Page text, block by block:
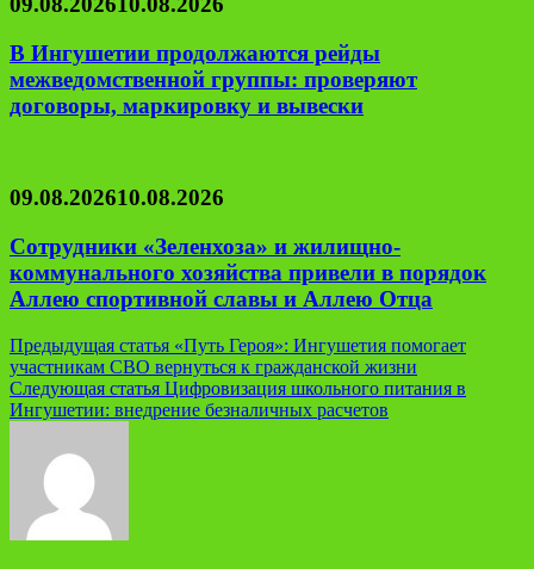
В Ингушетии продолжаются рейды
межведомственной группы: проверяют
договоры, маркировку и вывески
09.08.202610.08.2026
Сотрудники «Зеленхоза» и жилищно-
коммунального хозяйства привели в порядок
Аллею спортивной славы и Аллею Отца
Навигация
по
записям
Предыдущая статья «Путь Героя»: Ингушетия помогает
участникам СВО вернуться к гражданской жизни
Следующая статья Цифровизация школьного питания в
Ингушетии: внедрение безналичных расчетов